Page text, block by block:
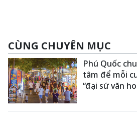
CÙNG CHUYÊN MỤC
Phú Quốc
tâm để mỗi
“đại sứ văn